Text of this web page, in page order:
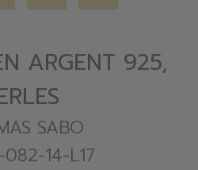
ARGENT 925,
SABO
14-L17